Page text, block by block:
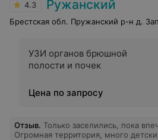
4.3 Ружанский
Брестская обл. Пружанский р-н д.
УЗИ органов брюшной
полости и почек
Цена по запросу
Отзыв. Только заселились, пока
Огромная территория, много